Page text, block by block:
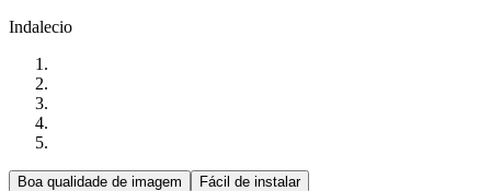
Indalecio
Boa qualidade de imagem Fácil de instalar